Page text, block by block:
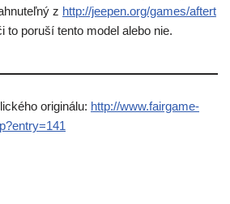
z http://​jee​pen​.org/​g​a​m​e​s​/​a​f​t​e​r​t​
to poru­ší ten­to model ale­bo nie.
ori­gi­ná­lu: http://​www​.fair​ga​me​-